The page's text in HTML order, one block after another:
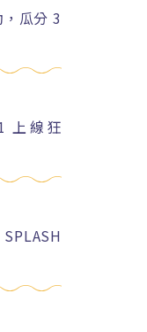
瓜分 3
上線狂